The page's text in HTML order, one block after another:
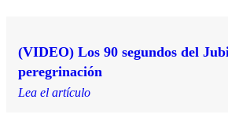
(VIDEO) Los 90 segundos del
peregrinación
Lea el artículo